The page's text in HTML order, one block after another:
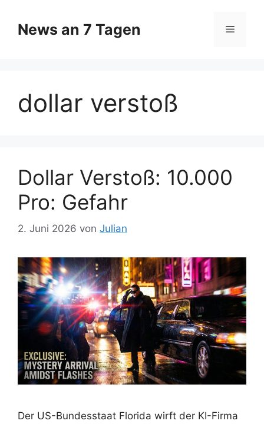
Inhalt
springen
News an 7 Tagen Menü
dollar verstoß
Dollar Verstoß: 10.000
Pro: Gefahr
2. Juni 2026 von Julian
Der US-Bundesstaat Florida wirft der KI-Firma